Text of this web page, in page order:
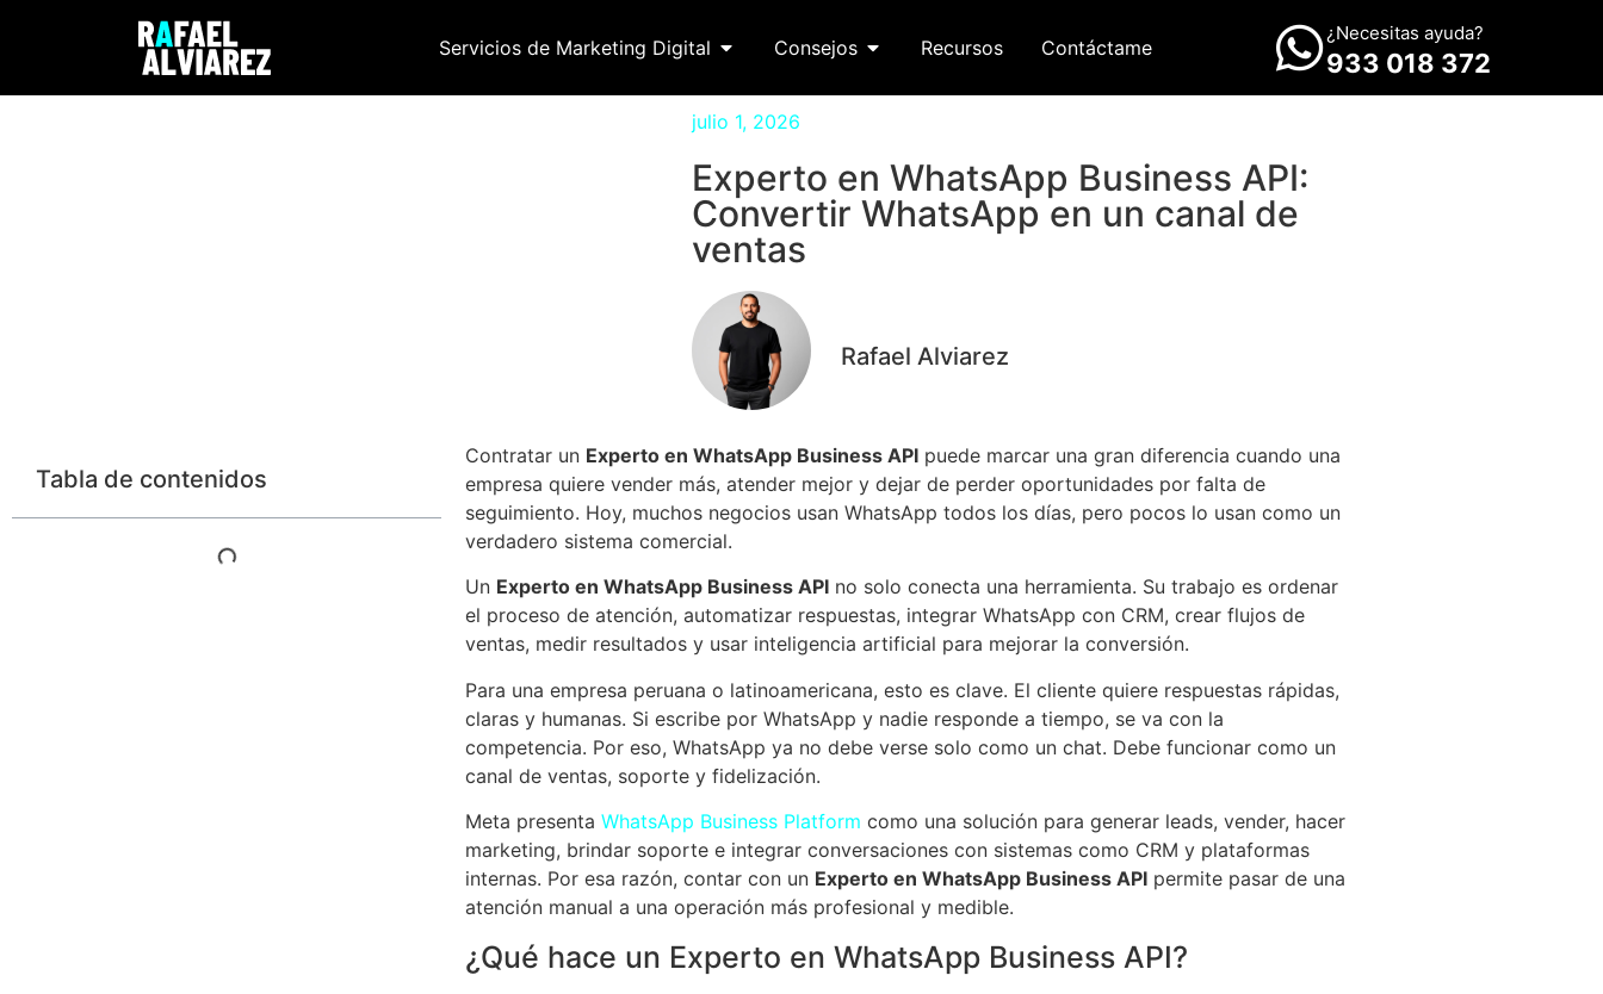
Servicios de Marketing Digital Consejos Recursos Contáctame
¿Necesitas ayuda?
933 018 372
julio 1, 2026
Experto en WhatsApp Business API:
Convertir WhatsApp en un canal de
ventas
Rafael Alviarez
Tabla de contenidos
Contratar un Experto en WhatsApp Business APIpuede marcar una gran diferencia cuando una
empresa quiere vender más, atender mejor y dejar de perder oportunidades por falta de
seguimiento. Hoy, muchos negocios usan WhatsApp todos los días, pero pocos lo usan como un
verdadero sistema comercial.
Un Experto en WhatsApp Business APIno solo conecta una herramienta. Su trabajo es ordenar
el proceso de atención, automatizar respuestas, integrar WhatsApp con CRM, crear flujos de
ventas, medir resultados y usar inteligencia artificial para mejorar la conversión.
Para una empresa peruana o latinoamericana, esto es clave. El cliente quiere respuestas rápidas,
claras y humanas. Si escribe por WhatsApp y nadie responde a tiempo, se va con la
competencia. Por eso, WhatsApp ya no debe verse solo como un chat. Debe funcionar como un
canal de ventas, soporte y fidelización.
Meta presenta WhatsApp Business Platform como una solución para generar leads, vender, hacer
marketing, brindar soporte e integrar conversaciones con sistemas como CRM y plataformas
internas. Por esa razón, contar con un Experto en WhatsApp Business APIpermite pasar de una
atención manual a una operación más profesional y medible.
¿Qué hace un Experto en WhatsApp Business API?